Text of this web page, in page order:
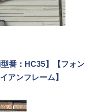
番：HC35】【フォン
アンフレーム】